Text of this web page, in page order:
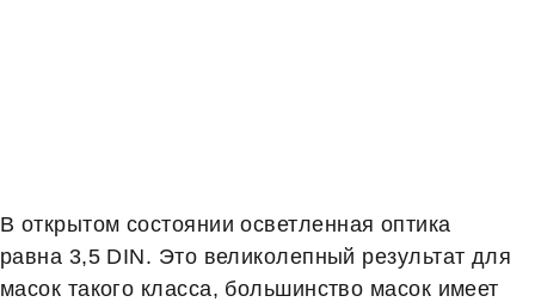
В открытом состоянии осветленная оптика
равна 3,5 DIN. Это великолепный результат для
масок такого класса, большинство масок имеет